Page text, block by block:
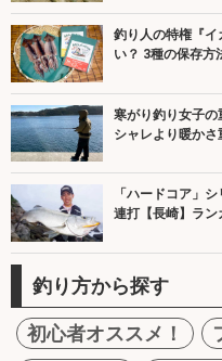
釣り人の特権『
い？ 3種の保存方
寒がり釣り女子
シャレより暖かさ
「ハードコア」
連打【長崎】ラン
釣り方から探す
初心者オススメ！